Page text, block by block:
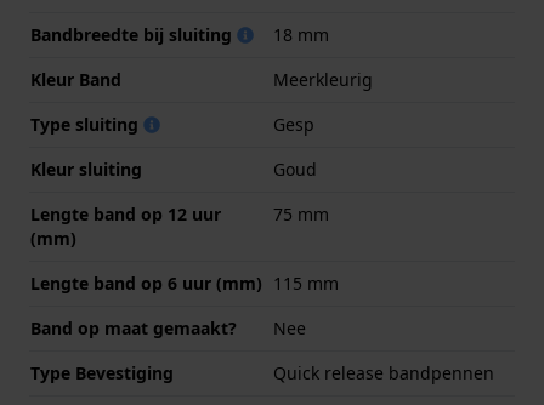
Bandbreedte bij sluiting
18 mm
Kleur Band
Meerkleurig
Type sluiting
Gesp
Kleur sluiting
Goud
Lengte band op 12 uur
(mm)
75 mm
Lengte band op 6 uur (mm) 115 mm
Band op maat gemaakt?
Nee
Type Bevestiging
Quick release bandpennen